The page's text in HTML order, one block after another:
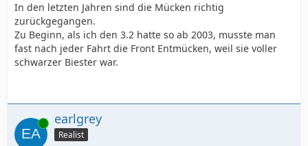
In den letzten Jahren sind die Mücken richtig
zurückgegangen.
Zu Beginn, als ich den 3.2 hatte so ab 2003, musste man
fast nach jeder Fahrt die Front Entmücken, weil sie voller
schwarzer Biester war.
Online earlgrey
Realist